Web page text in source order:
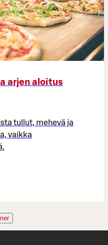
arjen aloitus
tullut, mehevä ja
vaikka